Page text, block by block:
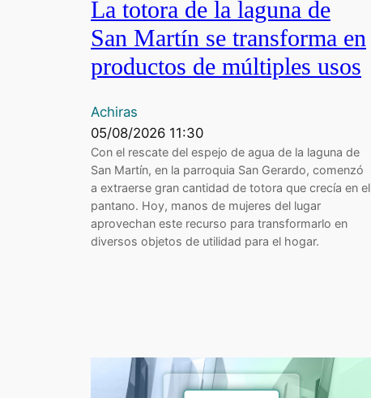
La totora de la laguna de
San Martín se transforma en
productos de múltiples usos
Achiras
05/08/2026 11:30
Con el rescate del espejo de agua de la laguna de
San Martín, en la parroquia San Gerardo, comenzó
a extraerse gran cantidad de totora que crecía en el
pantano. Hoy, manos de mujeres del lugar
aprovechan este recurso para transformarlo en
diversos objetos de utilidad para el hogar.